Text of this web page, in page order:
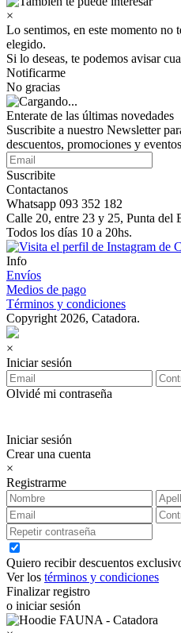
×
Lo sentimos, en este momento no
elegido.
Si lo deseas, te podemos avisar
Notificarme
No gracias
Enterate de las últimas novedades
Suscribite a nuestro Newsletter
descuentos, promociones y
Suscribite
Contactanos
Whatsapp 093 352 182
Calle 20, entre 23 y 25, Punta del
Todos los días 10 a 20hs.
Info
Envíos
Medios de pago
Términos y condiciones
Copyright 2026, Catadora.
×
Iniciar sesión
Olvidé mi contraseña
Iniciar sesión
Crear una cuenta
×
Registrarme
Quiero recibir descuentos
Ver los términos y condiciones
Finalizar registro
o iniciar sesión